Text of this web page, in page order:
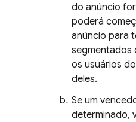
do anúncio
poderá
anúncio para
segmentados
os usuários
deles.
Se um
determinado,